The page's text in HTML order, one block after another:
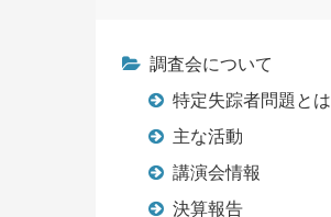
調査会について
特定失踪者問題とは
主な活動
講演会情報
決算報告